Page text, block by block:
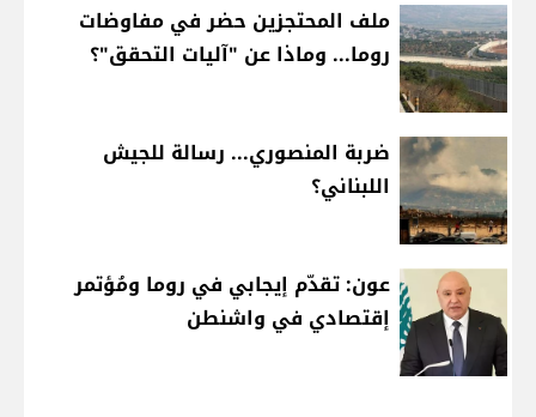
ملف المحتجزين حضر في مفاوضات
روما... وماذا عن "آليات التحقق"؟
ضربة المنصوري... رسالة للجيش
اللبناني؟
عون: تقدّم إيجابي في روما ومُؤتمر
إقتصادي في واشنطن